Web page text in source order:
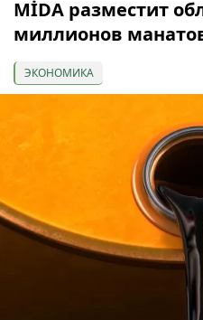
МİDA разместит
миллионов
ЭКОНОМИКА